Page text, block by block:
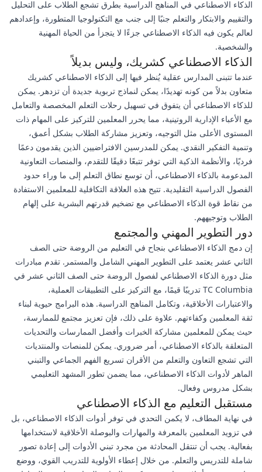
الذكاء الاصطناعي في المناهج الدراسية بطرق تشجع الطلاب على التحليل
والتقييم والابتكار والتعلم جنبًا إلى جنب مع التكنولوجيا المتطورة، وإعدادهم
لعالم يكون فيه الذكاء الاصطناعي جزءًا لا يتجزأ من الحياة المهنية
والشخصية.
الذكاء الاصطناعي كشريك، وليس بديلاً
عندما تتبنى المدارس عقلية يُنظر فيها إلى الذكاء الاصطناعي كشريك
متعاون بدلاً من كونه تهديدًا، يمكن لنماذج تربوية جديدة أن تزدهر. يمكن
للذكاء الاصطناعي أن يتفوق في تسهيل رحلات التعلم المخصصة والتعامل
مع الأعباء الإدارية الروتينية، مما يحرر المعلمين للتركيز على المهام ذات
المستوى الأعلى مثل التوجيه، وتعزيز مشاركة الطلاب بشكل أعمق،
وتنمية التفكير النقدي. يمكن للمدرسين الافتراضيين الذين يقدمون دعمًا
فرديًا، والأنظمة الذكية التي توفر تتبعًا دقيقًا للتقدم، والمنصات التعاونية
المدعومة بالذكاء الاصطناعي، أن توسع نطاق التعلم إلى ما وراء حدود
الفصول الدراسية التقليدية. تتيح هذه العلاقة التكافلية للمعلمين الاستفادة
من نقاط قوة الذكاء الاصطناعي مع تضخيم قدرتهم البشرية على إلهام
الطلاب وتوجيههم.
دور التطوير المهني والمجتمع
إن دمج الذكاء الاصطناعي بنجاح في التعليم من الروضة حتى الصف
الثاني عشر يعتمد على التطوير المهني الشامل والمستمر. تقدم مبادرات
مثل دورة الذكاء الاصطناعي لفصول الروضة حتى الصف الثاني عشر في
TC Columbia تدريبًا قيمًا، مع التركيز على التطبيقات العملية،
والاعتبارات الأخلاقية، وتكامل المناهج الدراسية. هذه البرامج حيوية لبناء
ثقة المعلمين وكفاءتهم. علاوة على ذلك، فإن تعزيز مجتمع للممارسة،
حيث يمكن للمعلمين مشاركة الخبرات وأفضل الممارسات والتحديات
المتعلقة بالذكاء الاصطناعي، أمر ضروري. يمكن للمنصات والمنتديات
التي تشجع التعاون والتعلم من الأقران تسريع الفهم الجماعي والتبني
الماهر لأدوات الذكاء الاصطناعي، مما يضمن تطور المشهد التعليمي
بشكل مدروس وفعال.
مستقبل التعليم مع الذكاء الاصطناعي
في نهاية المطاف، لا يكمن التحدي في توفر أدوات الذكاء الاصطناعي، بل
في تزويد المعلمين بالمعرفة والمهارات والبوصلة الأخلاقية لاستخدامها
بفعالية. يجب أن تنتقل المحادثة من مجرد تبني الأدوات إلى إعادة تصور
شاملة للتدريس والتعلم. من خلال إعطاء الأولوية للتدريب القوي، ووضع